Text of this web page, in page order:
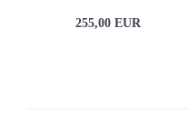
255,00 EUR